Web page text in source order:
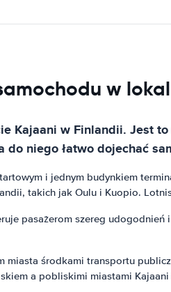
w
Kajaani w Finlandii. Jest
niego łatwo dojechać
i jednym budynkiem
takich jak Oulu i Kuopio.
pasażerom szereg
środkami transportu
a pobliskimi miastami